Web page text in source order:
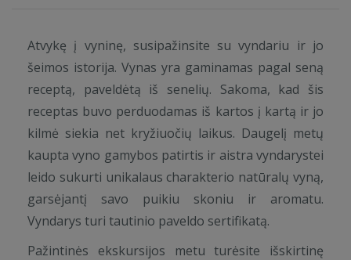
Atvykę į vyninę, susipažinsite su vyndariu ir jo
šeimos istorija. Vynas yra gaminamas pagal seną
receptą, paveldėtą iš senelių. Sakoma, kad šis
receptas buvo perduodamas iš kartos į kartą ir jo
kilmė siekia net kryžiuočių laikus. Daugelį metų
kaupta vyno gamybos patirtis ir aistra vyndarystei
leido sukurti unikalaus charakterio natūralų vyną,
garsėjantį savo puikiu skoniu ir aromatu.
Vyndarys turi tautinio paveldo sertifikatą.
Pažintinės ekskursijos metu turėsite išskirtinę